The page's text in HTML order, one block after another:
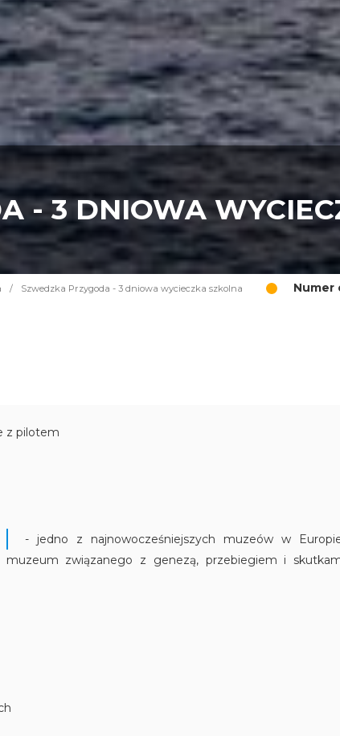
- 3 DNIOWA
/ Szwedzka Przygoda - 3 dniowa wycieczka szkolna Numer
z pilotem
- jedno z najnowocześniejszych muzeów w
związanego z genezą, przebiegiem i